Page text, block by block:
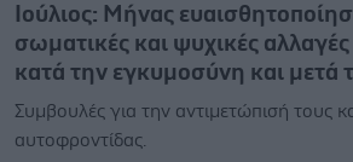
Ιούλιος: Μήνας
σωματικές και ψυχικές
κατά την εγκυμοσύνη και μετά
Συμβουλές για την αντιμετώπισή τους
αυτοφροντίδας.